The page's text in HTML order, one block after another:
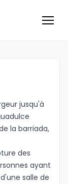
jusqu'à
la barriada,
des
ayant
salle de